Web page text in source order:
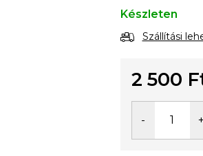
Készleten
Szállítási
2 500